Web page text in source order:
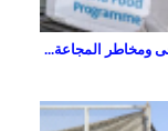
ومخاطر المجاعة...